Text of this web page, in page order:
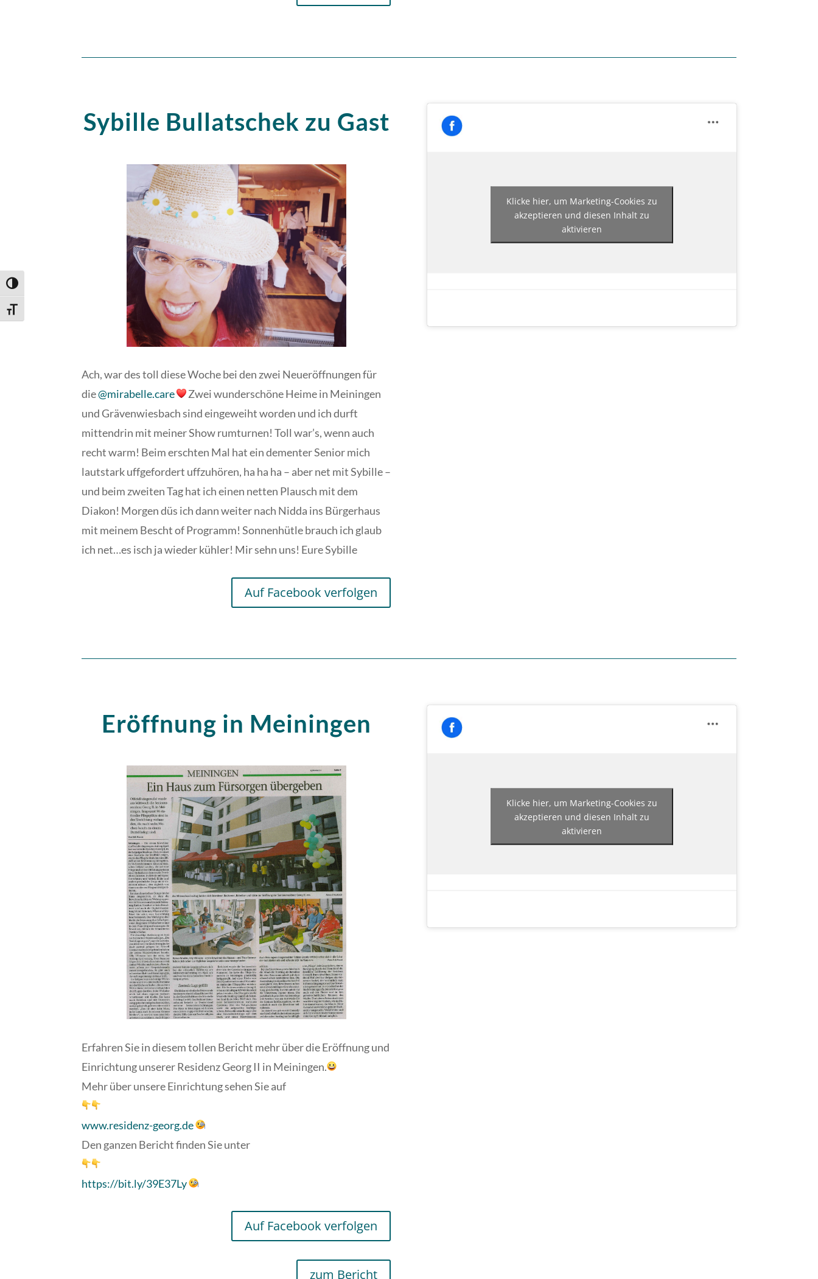
Umschalten auf hohe Kontraste
Schrift vergrößern
Sybille Bullatschek zu Gast
Ach, war des toll diese Woche bei den zwei Neueröffnungen für
die@mirabelle.care
Zwei wunderschöne Heime in Meiningen
und Grävenwiesbach sind eingeweiht worden und ich durft
mittendrin mit meiner Show rumturnen! Toll war’s, wenn auch
recht warm! Beim erschten Mal hat ein dementer Senior mich
lautstark uffgefordert uffzuhören, ha ha ha – aber net mit Sybille –
und beim zweiten Tag hat ich einen netten Plausch mit dem
Diakon! Morgen düs ich dann weiter nach Nidda ins Bürgerhaus
mit meinem Bescht of Programm! Sonnenhütle brauch ich glaub
ich net…es isch ja wieder kühler! Mir sehn uns! Eure Sybille
Auf Facebook verfolgen
Klicke hier, um Marketing-Cookies zu
akzeptieren und diesen Inhalt zu
aktivieren
Eröffnung in Meiningen
Erfahren Sie in diesem tollen Bericht mehr über die Eröffnung und
Einrichtung unserer Residenz Georg II in Meiningen.
Mehr über unsere Einrichtung sehen Sie auf
www.residenz-georg.de
Den ganzen Bericht finden Sie unter
https://bit.ly/39E37Ly
Auf Facebook verfolgen
zum Bericht
Klicke hier, um Marketing-Cookies zu
akzeptieren und diesen Inhalt zu
aktivieren